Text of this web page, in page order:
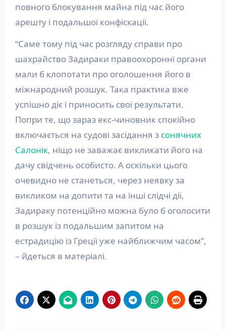
повного блокування майна під час його
арешту і подальшої конфіскації.
“Саме тому під час розгляду справи про
шахрайство Задираки правоохоронні органи
мали б клопотати про оголошення його в
міжнародний розшук. Така практика вже
успішно діє і приносить свої результати.
Попри те, що зараз екс-чиновник спокійно
включається на судові засідання з сонячних
Салонік, ніщо не заважає викликати його на
дачу свідчень особисто. А оскільки цього
очевидно не станеться, через неявку за
викликом на допити та на інші слідчі дії,
Задираку потенційно можна було б оголосити
в розшук із подальшим запитом на
естрадицію із Греції уже найближчим часом”,
– йдеться в матеріалі.